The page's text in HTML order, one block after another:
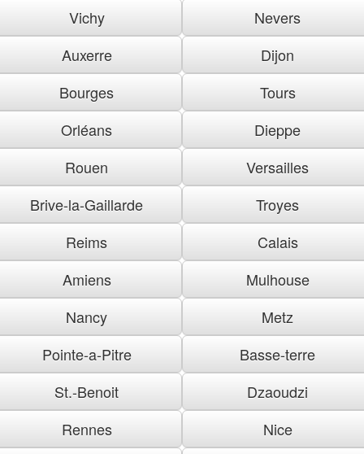
Vichy
Nevers
Auxerre
Dijon
Bourges
Tours
Orléans
Dieppe
Rouen
Versailles
Brive-la-Gaillarde
Troyes
Reims
Calais
Amiens
Mulhouse
Nancy
Metz
Pointe-a-Pitre
Basse-terre
St.-Benoit
Dzaoudzi
Rennes
Nice